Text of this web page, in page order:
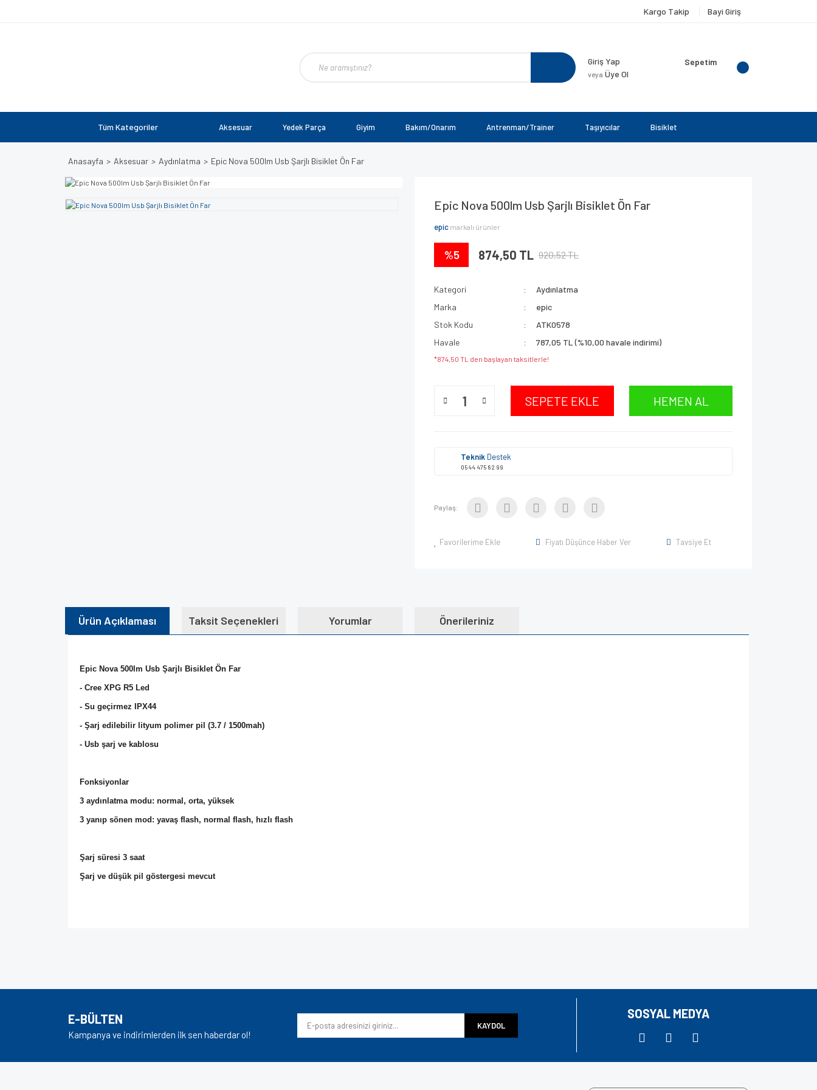
Kargo Takip Bayi Giriş
Giriş Yap
veya Üye Ol
Sepetim
Tüm Kategoriler Aksesuar Yedek Parça Giyim Bakım/Onarım Antrenman/Trainer Taşıyıcılar Bisiklet
Anasayfa Aksesuar Aydınlatma Epic Nova 500lm Usb Şarjlı Bisiklet Ön Far
Epic Nova 500lm Usb Şarjlı Bisiklet Ön Far
epic markalı ürünler
%5 874,50 TL 920,52 TL
Kategori
Aydınlatma
Marka
epic
Stok Kodu
ATK0578
Havale
787,05 TL (%10,00 havale indirimi)
*874,50 TL den başlayan taksitlerle!
SEPETE EKLE HEMEN AL
Teknik Destek
0544 475 82 99
Paylaş:
Favorilerime Ekle Fiyatı Düşünce Haber Ver Tavsiye Et
Ürün Açıklaması Taksit Seçenekleri Yorumlar Önerileriniz
Epic Nova 500lm Usb Şarjlı Bisiklet Ön Far
- Cree XPG R5 Led
- Su geçirmez IPX44
- Şarj edilebilir lityum polimer pil (3.7 / 1500mah)
- Usb şarj ve kablosu
Fonksiyonlar
3 aydınlatma modu: normal, orta, yüksek
3 yanıp sönen mod: yavaş flash, normal flash, hızlı flash
Şarj süresi 3 saat
Şarj ve düşük pil göstergesi mevcut
Ürün resmi kalitesiz, bozuk veya görüntülenemiyor.
Ürün bilgilerinde hatalar bulunuyor.
E-BÜLTEN
Kampanya ve indirimlerden ilk sen haberdar ol!
KAYDOL
SOSYAL MEDYA